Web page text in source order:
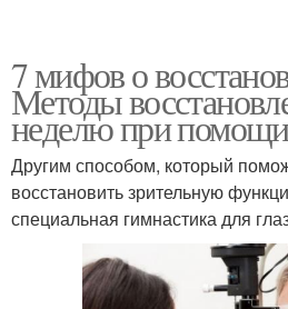
7 мифов о
Методы
неделю при
Другим способом, который
восстановить зрительную
специальная гимнастика для